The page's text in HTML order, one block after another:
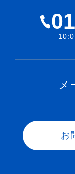
メ
お